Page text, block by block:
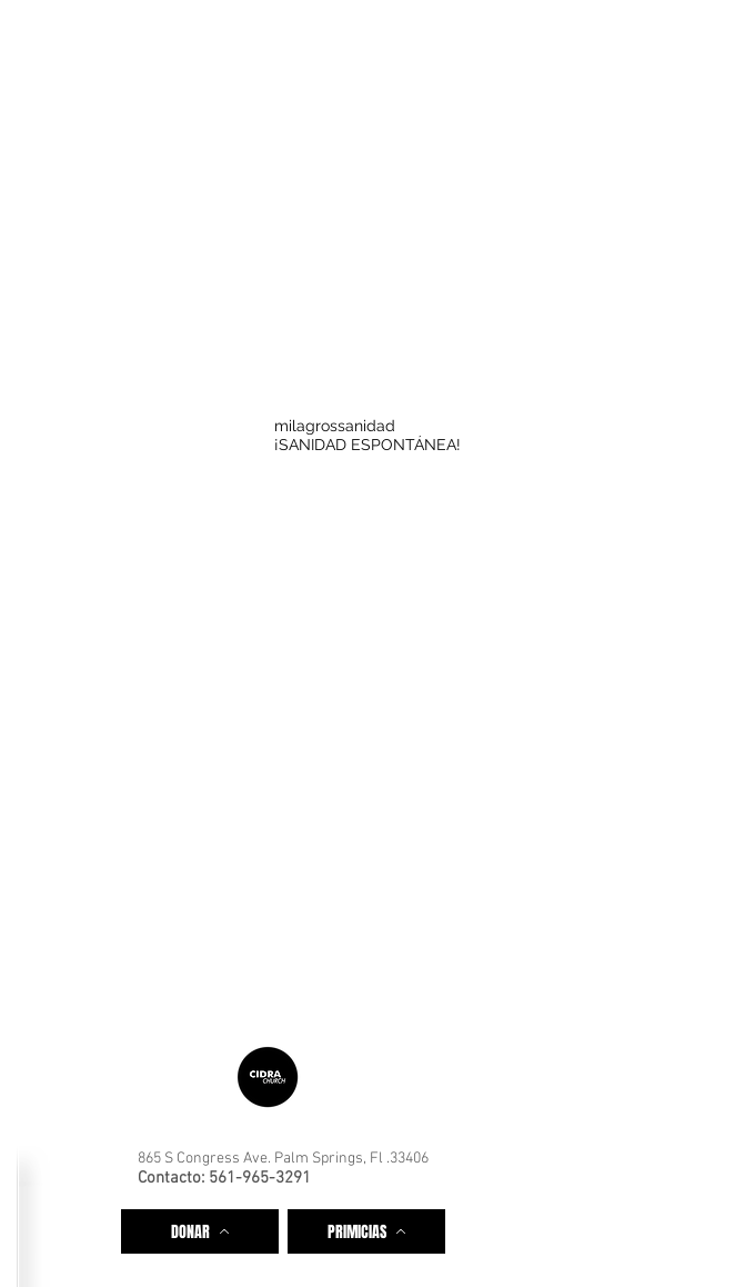
milagrossanidad
¡SANIDAD ESPONTÁNEA!
865 S Congress Ave. Palm Springs, Fl .33406
Contacto: 561-965-3291
DONAR PRIMICIAS